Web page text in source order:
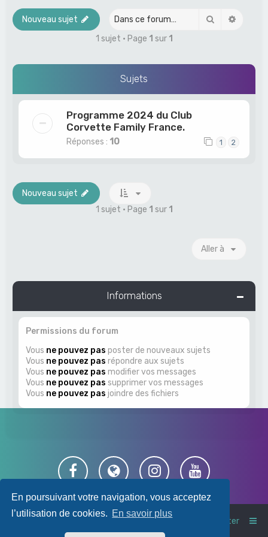
En poursuivant votre navigation, vous acceptez
l’utilisation de cookies. En savoir plus
r
Nouveau sujet Rechercher
1 sujet • Page 1 sur 1
Sujets
Programme 2024 du Club
Corvette Family France.
Réponses : 10 1 2
Nouveau sujet
1 sujet • Page 1 sur 1
Aller à
Informations
Permissions du forum
Vous ne pouvez pas poster de nouveaux sujets
Vous ne pouvez pas répondre aux sujets
Vous ne pouvez pas modifier vos messages
Vous ne pouvez pas supprimer vos messages
Vous ne pouvez pas joindre des fichiers
Nous contacter